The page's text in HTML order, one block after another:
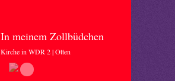
In meinem Zollbüdchen
Kirche in WDR 2 | Otten